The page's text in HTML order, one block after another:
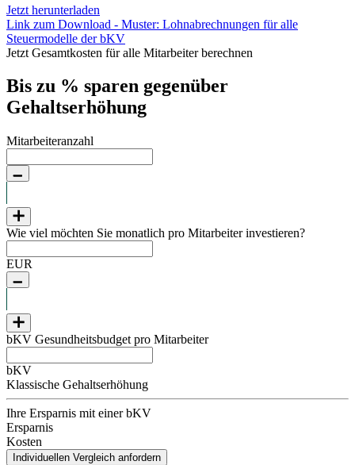
Jetzt herunterladen
Link zum Download - Muster: Lohnabrechnungen für alle
Steuermodelle der bKV
Jetzt Gesamtkosten für alle Mitarbeiter berechnen
Bis zu % sparen gegenüber
Gehaltserhöhung
Mitarbeiteranzahl
Wie viel möchten Sie monatlich pro Mitarbeiter investieren?
EUR
bKV Gesundheitsbudget pro Mitarbeiter
bKV
Klassische Gehaltserhöhung
Ihre Ersparnis mit einer bKV
Ersparnis
Kosten
Individuellen Vergleich anfordern